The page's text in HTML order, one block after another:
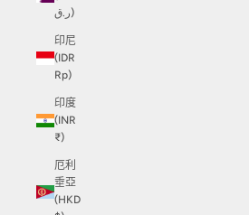
ر.ق)
印尼
(IDR
Rp)
印度
(INR
₹)
厄利
垂亞
(HKD